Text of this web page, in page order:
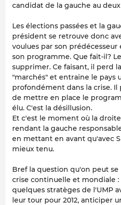
candidat de la gauche au
Les élections passées et la
président se retrouve donc
voulues par son
son programme. Que fait-il?
supprimer. Ce faisant, il perd
"marchés" et entraine le pays
profondément dans la crise. Il
de mettre en place le
élu. C'est la désillusion.
Et c'est le moment où la
rendant la gauche
en mettant en avant qu'avec
mieux tenu.
Bref la question qu'on peut
crise continuelle et mondiale :
quelques stratèges de l'UMP
leur tour pour 2012, anticiper